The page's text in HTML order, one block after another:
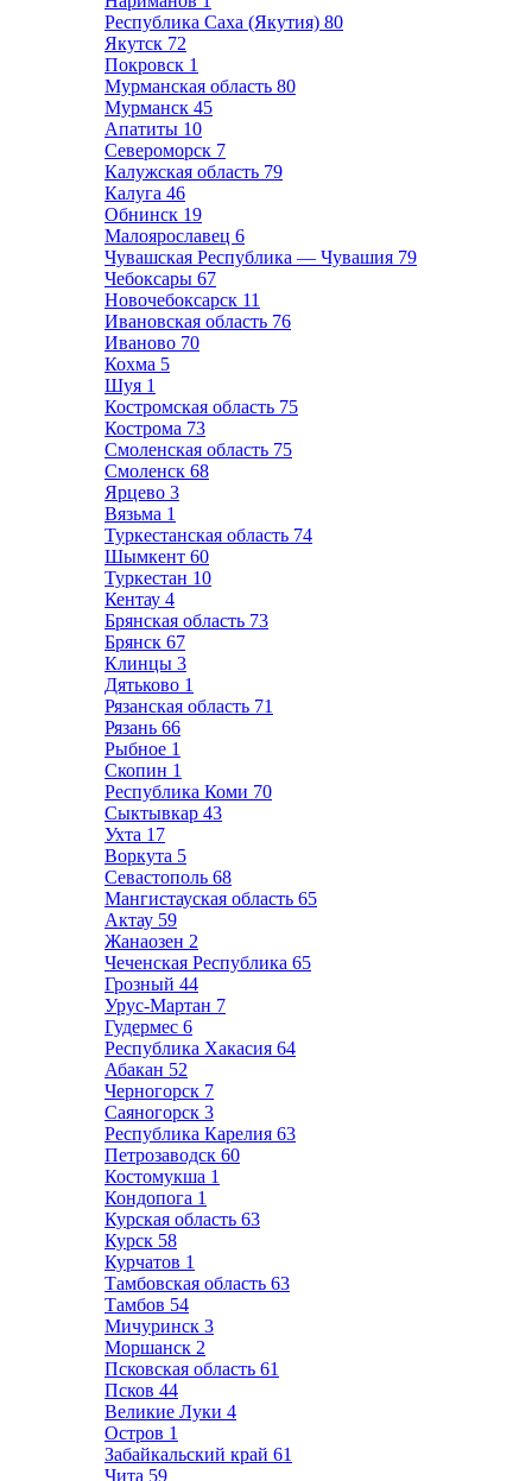
Республика Саха (Якутия) 80
Якутск 72
Покровск 1
Мурманская область 80
Мурманск 45
Апатиты 10
Североморск 7
Калужская область 79
Калуга 46
Обнинск 19
Малоярославец 6
Чувашская Республика — Чувашия 79
Чебоксары 67
Новочебоксарск 11
Ивановская область 76
Иваново 70
Кохма 5
Шуя 1
Костромская область 75
Кострома 73
Смоленская область 75
Смоленск 68
Ярцево 3
Вязьма 1
Туркестанская область 74
Шымкент 60
Туркестан 10
Кентау 4
Брянская область 73
Брянск 67
Клинцы 3
Дятьково 1
Рязанская область 71
Рязань 66
Рыбное 1
Скопин 1
Республика Коми 70
Сыктывкар 43
Ухта 17
Воркута 5
Севастополь 68
Мангистауская область 65
Актау 59
Жанаозен 2
Чеченская Республика 65
Грозный 44
Урус-Мартан 7
Гудермес 6
Республика Хакасия 64
Абакан 52
Черногорск 7
Саяногорск 3
Республика Карелия 63
Петрозаводск 60
Костомукша 1
Кондопога 1
Курская область 63
Курск 58
Курчатов 1
Тамбовская область 63
Тамбов 54
Мичуринск 3
Моршанск 2
Псковская область 61
Псков 44
Великие Луки 4
Остров 1
Забайкальский край 61
Чита 59